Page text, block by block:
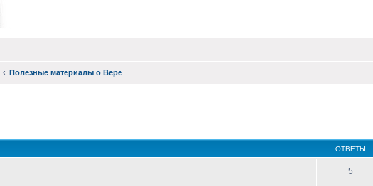
Полезные материалы о Вере
ОТВЕТЫ
5